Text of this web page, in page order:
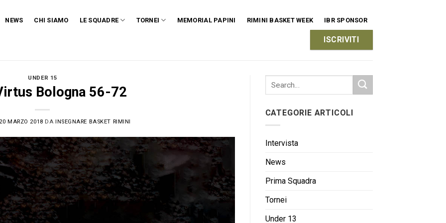
NEWS CHI SIAMO LE SQUADRE TORNEI MEMORIAL PAPINI RIMINI BASKET WEEK IBR SPONSOR
ISCRIVITI
UNDER 15
Bologna 56-72
20 MARZO 2018 DA INSEGNARE BASKET RIMINI
CATEGORIE ARTICOLI
Intervista
News
Prima Squadra
Tornei
Under 13